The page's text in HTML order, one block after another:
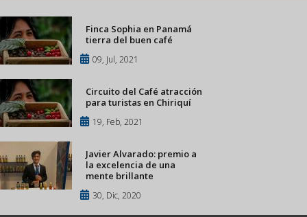
Finca Sophia en Panamá
tierra del buen café
09, Jul, 2021
Circuito del Café atracción
para turistas en Chiriquí
19, Feb, 2021
Javier Alvarado: premio a
la excelencia de una
mente brillante
30, Dic, 2020